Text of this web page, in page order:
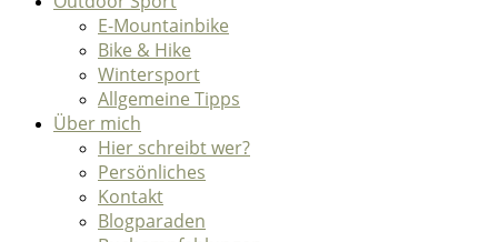
E-Mountainbike
Bike & Hike
Wintersport
Allgemeine Tipps
Über mich
Hier schreibt wer?
Persönliches
Kontakt
Blogparaden